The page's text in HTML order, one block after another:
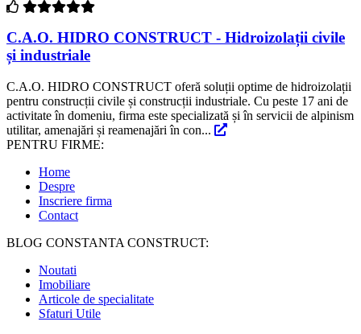
C.A.O. HIDRO CONSTRUCT - Hidroizolații civile
și industriale
C.A.O. HIDRO CONSTRUCT oferă soluții optime de hidroizolații
pentru construcții civile și construcții industriale. Cu peste 17 ani de
activitate în domeniu, firma este specializată și în servicii de alpinism
utilitar, amenajări și reamenajări în con...
PENTRU FIRME:
Home
Despre
Inscriere firma
Contact
BLOG CONSTANTA CONSTRUCT:
Noutati
Imobiliare
Articole de specialitate
Sfaturi Utile